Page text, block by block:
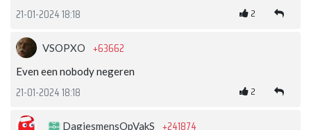
21-01-2024 18:18 2
VSOPXO +63662
Even een nobody negeren
21-01-2024 18:18 2
DagjesmensOpVakS +241874